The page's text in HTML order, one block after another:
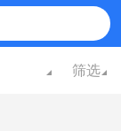
筛选